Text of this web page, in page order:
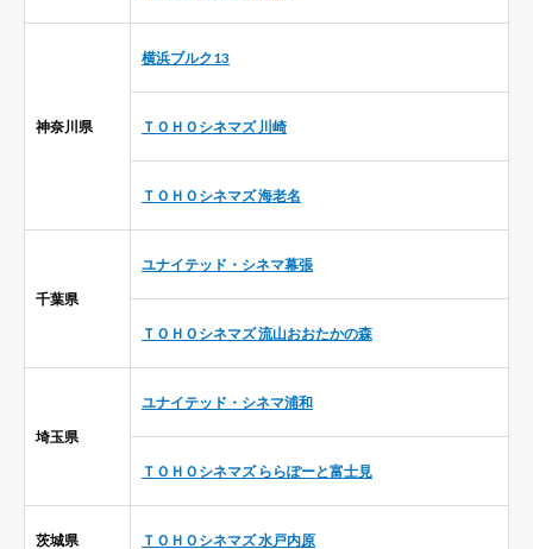
神奈川県
横浜ブルク13
ＴＯＨＯシネマズ 川崎
ＴＯＨＯシネマズ 海老名
千葉県
ユナイテッド・シネマ幕張
ＴＯＨＯシネマズ 流山おおたかの森
埼玉県
ユナイテッド・シネマ浦和
ＴＯＨＯシネマズ ららぽーと富士見
茨城県 ＴＯＨＯシネマズ 水戸内原